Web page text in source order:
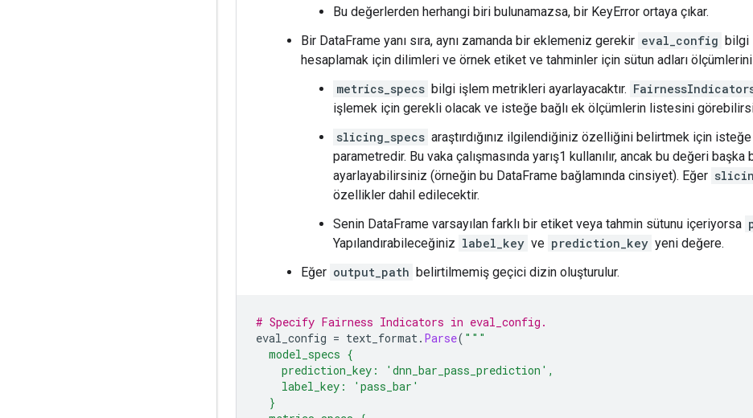
Bu değerlerden herhangi biri bulunamazsa, bir KeyError ortaya çıkar.
Bir DataFrame yanı sıra, aynı zamanda bir eklemeniz gerekir eval_config bilgi
hesaplamak için dilimleri ve örnek etiket ve tahminler için sütun adları
metrics_specs bilgi işlem metrikleri ayarlayacaktır.
işlemek için gerekli olacak ve isteğe bağlı ek ölçümlerin listesini
slicing_specs araştırdığınız ilgilendiğiniz özelliğini belirtmek için
parametredir. Bu vaka çalışmasında yarış1 kullanılır, ancak bu değeri
ayarlayabilirsiniz (örneğin bu DataFrame bağlamında cinsiyet). Eğer
özellikler dahil edilecektir.
Senin DataFrame varsayılan farklı bir etiket veya tahmin sütunu içeriyorsa
Yapılandırabileceğiniz label_key ve prediction_key yeni değere.
Eğer output_path belirtilmemiş geçici dizin oluşturulur.
# Specify Fairness Indicators in eval_config.
eval_config = text_format. Parse( """
model_specs {
prediction_key: 'dnn_bar_pass_prediction',
label_key: 'pass_bar'
}